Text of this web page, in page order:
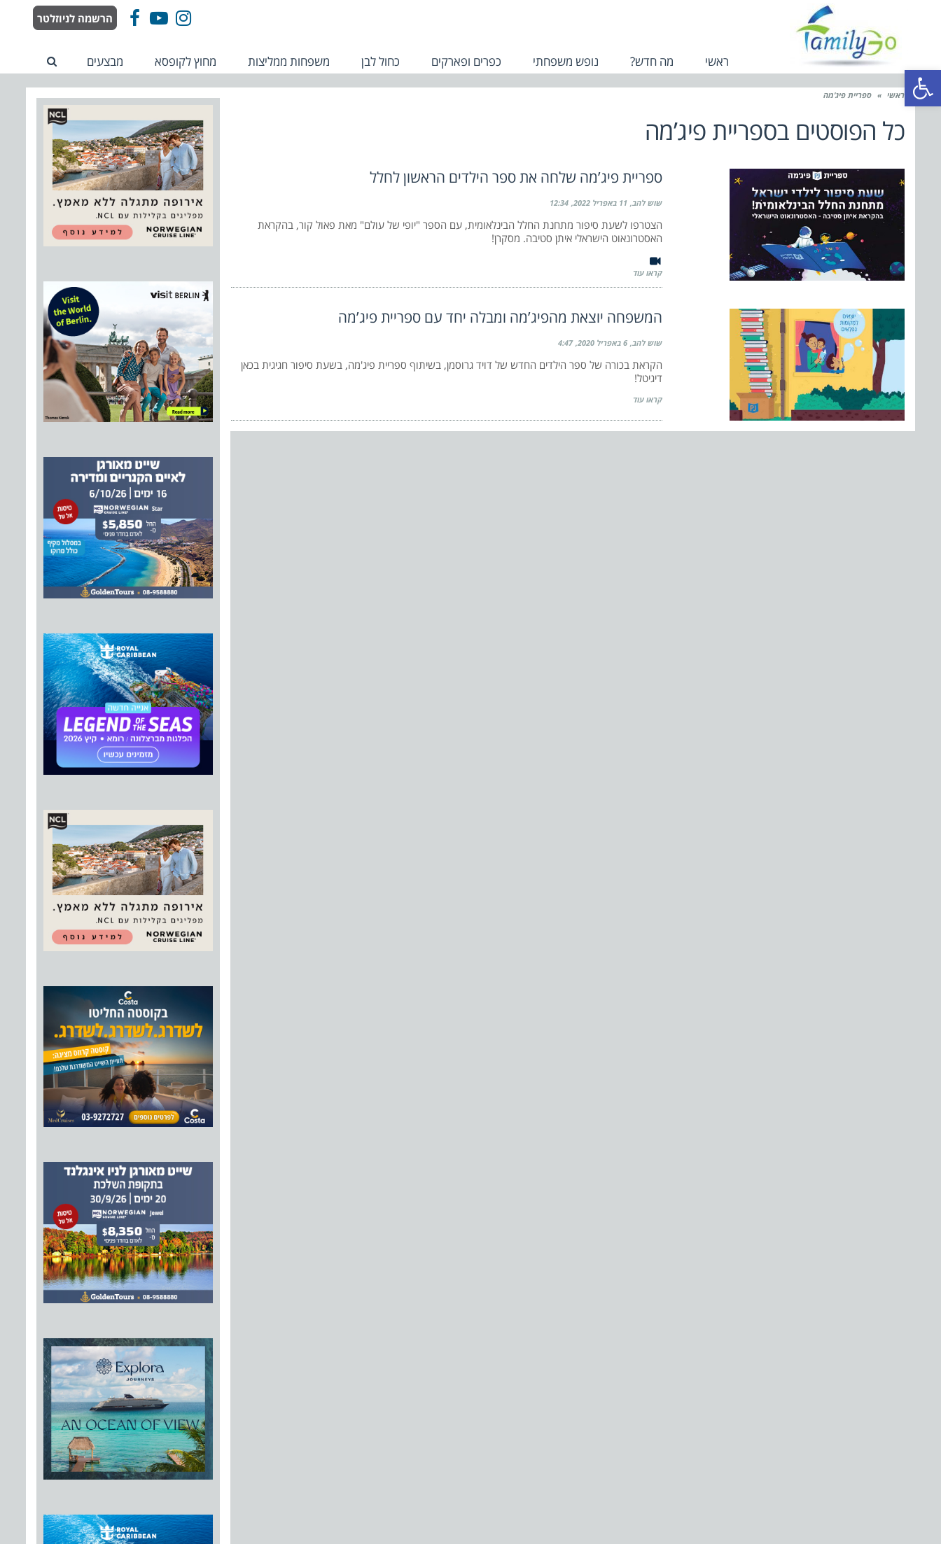
פתח סרגל נגישות
FacebookYouTube
Instagram הרשמה לניוזלטר
ראשי מה חדש? נופש משפחתי כפרים ופארקים כחול לבן משפחות ממליצות מחוץ לקופסא מבצעים
ראשי » ספריית פיג’מה
כל הפוסטים בספריית פיג’מה
ספריית פיג’מה שלחה את ספר הילדים הראשון לחלל
שוש להב 11 באפריל 2022 12:34
הצטרפו לשעת סיפור מתחנת החלל הבינלאומית, עם הספר "יופי של עולם" מאת פאול קור, בהקראת
האסטרונאוט הישראלי איתן סטיבה. מסקרן!
קראו עוד
המשפחה יוצאת מהפיג’מה ומבלה יחד עם ספריית פיג’מה
שוש להב 6 באפריל 2020 4:47
הקראת בכורה של ספר הילדים החדש של דויד גרוסמן, בשיתוף ספריית פיג'מה, בשעת סיפור חגיגית בכאן
דיגיטל!
קראו עוד